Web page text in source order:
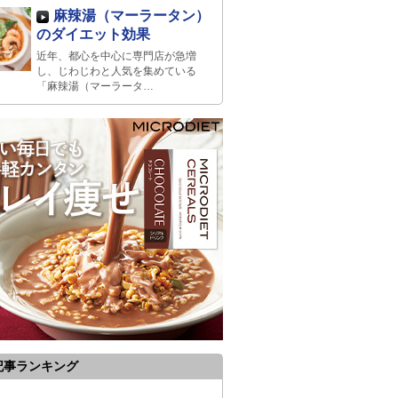
麻辣湯（マーラータン）
のダイエット効果
近年、都心を中心に専門店が急増
し、じわじわと人気を集めている
「麻辣湯（マーラータ…
事ランキング